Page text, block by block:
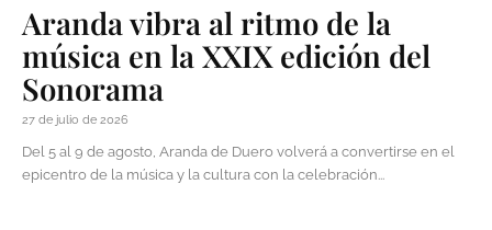
Aranda vibra al ritmo de la
música en la XXIX edición del
Sonorama
27 de julio de 2026
Del 5 al 9 de agosto, Aranda de Duero volverá a convertirse en el
epicentro de la música y la cultura con la celebración...